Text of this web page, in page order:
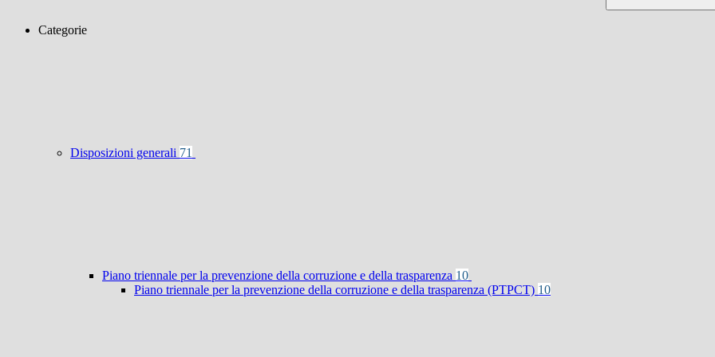
Categorie
Disposizioni generali 71
Piano triennale per la prevenzione della corruzione e della trasparenza 10
Piano triennale per la prevenzione della corruzione e della trasparenza (PTPCT) 10